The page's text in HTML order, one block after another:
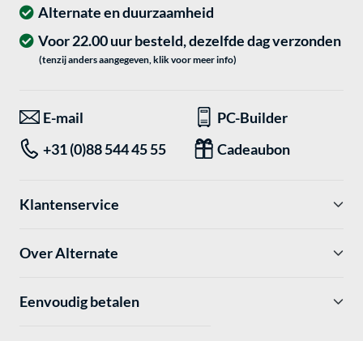
Alternate en duurzaamheid
Voor 22.00 uur besteld, dezelfde dag verzonden
(tenzij anders aangegeven, klik voor meer info)
E-mail
PC-Builder
+31 (0)88 544 45 55
Cadeaubon
Klantenservice
Over Alternate
Eenvoudig betalen